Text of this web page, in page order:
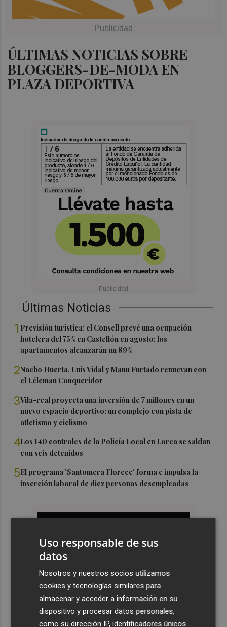
ÚLTIMAS NOTICIAS SOBRE
BLOGGERS-DE-MODA EN
PLAZA DEPORTIVA
Últimas Noticias
1 Previsión turística: el Consell prevé una ocupación
hotelera del 75% en Castellón en agosto: los
apartamentos alcanzarán un 89%
2Nacho Huerta, Luis Vidal y Manu Furtado renuevan con
el Léleman Conqueridor
3Vila-real proyecta una inversión de 7 millones en un
nuevo espacio deportivo: un complejo con pista de
atletismo y ciclismo
4Los 140 controles de la Policía Local en Lorca se saldan
con seis detenidos
5El programa 'Santomera Florece' forma e impulsa la
inserción laboral de diez personas desempleadas
Uso responsable de sus
datos
Nosotros y nuestros socios utilizamos
cookies y tecnologías similares para
almacenar y acceder a información en su
dispositivo y procesar datos personales,
como su dirección IP, identificadores únicos